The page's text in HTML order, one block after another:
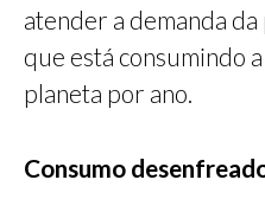
atender a demanda
que está consumindo
planeta por ano.
Consumo